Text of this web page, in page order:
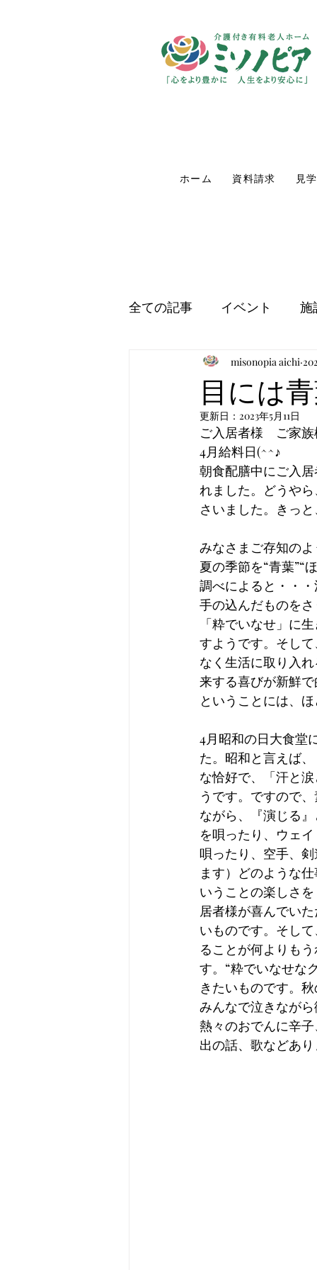
ホーム 資料請求 見
全ての記事 イベント 施
お食事のお知らせ 音楽
目には
misonopia aichi
更新日： 2023年5月11日
ご入居者様　ご家
4月給料日(^^♪
朝食配膳中にご入
れました。どうや
さいました。きっ
みなさまご存知の
夏の季節を“青葉”“
調べによると・・
手の込んだものを
「粋でいなせ」に
すようです。そし
なく生活に取り入
来する喜びが新鮮
ということには、
4月昭和の日大食堂
た。昭和と言えば
な恰好で、「汗と
うです。ですので
ながら、『演じる
を唄ったり、ウェ
唄ったり、空手、
ます）どのような
いうことの楽しさ
居者様が喜んでい
いものです。そし
ることが何よりも
す。“粋でいなせな
きたいものです。
みんなで泣きなが
熱々のおでんに辛
出の話、歌などあ